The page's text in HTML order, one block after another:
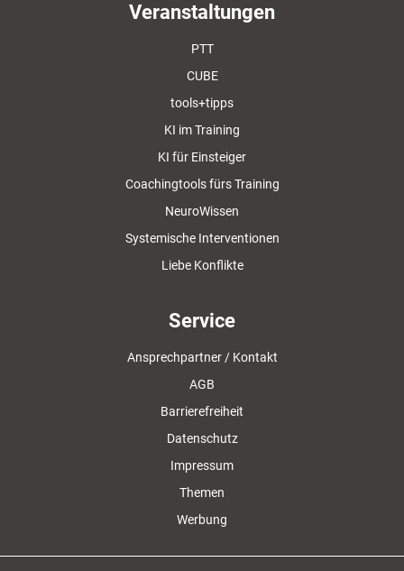
Veranstaltungen
PTT
CUBE
tools+tipps
KI im Training
KI für Einsteiger
Coachingtools fürs Training
NeuroWissen
Systemische Interventionen
Liebe Konflikte
Service
Ansprechpartner / Kontakt
AGB
Barrierefreiheit
Datenschutz
Impressum
Themen
Werbung